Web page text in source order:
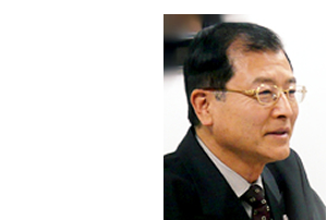
生前対策とは
相続放棄手続き 生前
限定承認 あとから
限定承認 手続き 流れ
医療過誤 債務不履行
コンプライアンス パワハラ
コンプライアンスとは
交通事故 逸失利益
ツイッター 削除請求 弁護士
医療過誤 基準
家族信託 大阪市 弁護士
交通事故 神戸市 弁護士
遺産分割協議 神戸市 弁護士
相続 京都市 弁護士
知財紛争 神戸市 弁護士
遺産分割協議 大阪市 弁護士
相続 大阪市 弁護士
医療過誤訴訟 解決 神戸市 弁護士